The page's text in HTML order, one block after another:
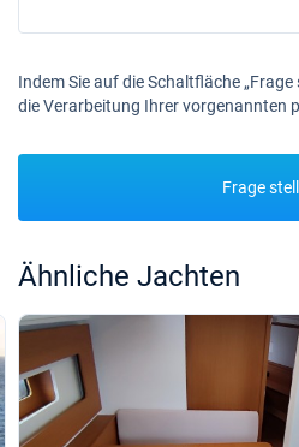
Indem Sie auf die Schaltfläche „Frage
die Verarbeitung Ihrer vorgenannten
Frage
Ähnliche Jachten